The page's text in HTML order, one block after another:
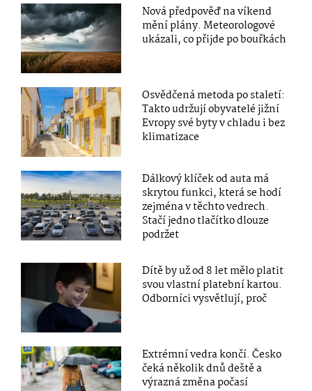
Nová předpověď na víkend
mění plány. Meteorologové
ukázali, co přijde po bouřkách
Osvědčená metoda po staletí:
Takto udržují obyvatelé jižní
Evropy své byty v chladu i bez
klimatizace
Dálkový klíček od auta má
skrytou funkci, která se hodí
zejména v těchto vedrech.
Stačí jedno tlačítko dlouze
podržet
Dítě by už od 8 let mělo platit
svou vlastní platební kartou.
Odborníci vysvětlují, proč
Extrémní vedra končí. Česko
čeká několik dnů deště a
výrazná změna počasí